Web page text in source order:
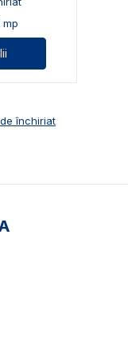
mp
închiriat